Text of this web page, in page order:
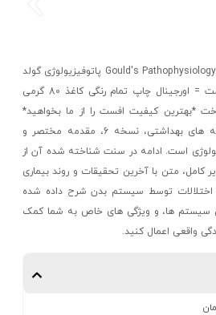
Gould's Pathophysiology for the Health Professions پاتوفیزیولوژی گولد
برای حرفه های بهداشتی افست = اورجینال چاپ تمام رنگی کاغذ 80 گرمی
*بهترین کیفیت افست را از ما بخواهید*
پاتوفیزیولوژی گولد برای حرفه های بهداشتی، نسخه 6، مقدمه مختصر و
است. ادامه در سنت شناخته شده آن از
کامل، متن با آخرین تحقیقات و روند بیماری
اختلالات توسط سیستم بدن شرح داده شده
سیستم ها، و ویژگی های خاص به شما کمک
واقعی اعمال کنید.